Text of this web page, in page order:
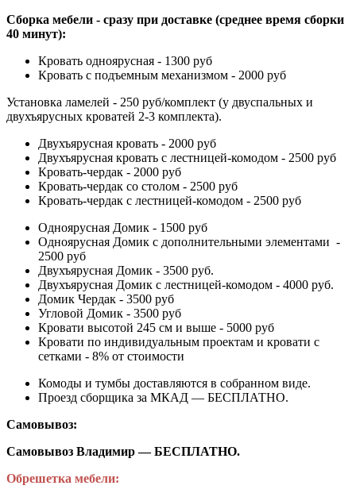
Сборка мебели - сразу при доставке (среднее время сборки
40 минут):
Кровать одноярусная - 1300 руб
Кровать с подъемным механизмом - 2000 руб
Установка ламелей - 250 руб/комплект (у двуспальных и
двухъярусных кроватей 2-3 комплекта).
Двухъярусная кровать - 2000 руб
Двухъярусная кровать с лестницей-комодом - 2500 руб
Кровать-чердак - 2000 руб
Кровать-чердак со столом - 2500 руб
Кровать-чердак с лестницей-комодом - 2500 руб
Одноярусная Домик - 1500 руб
Одноярусная Домик с дополнительными элементами -
2500 руб
Двухъярусная Домик - 3500 руб.
Двухъярусная Домик с лестницей-комодом - 4000 руб.
Домик Чердак - 3500 руб
Угловой Домик - 3500 руб
Кровати высотой 245 см и выше - 5000 руб
Кровати по индивидуальным проектам и кровати с
сетками - 8% от стоимости
Комоды и тумбы доставляются в собранном виде.
Проезд сборщика за МКАД — БЕСПЛАТНО.
Самовывоз:
Самовывоз Владимир — БЕСПЛАТНО.
Обрешетка мебели: